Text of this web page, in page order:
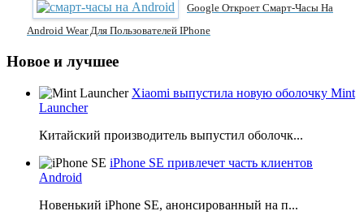
Google Откроет Смарт-Часы На
Android Wear Для Пользователей IPhone
Новое и лучшее
Xiaomi выпустила новую оболочку Mint
Launcher
Китайский производитель выпустил оболочк...
iPhone SE привлечет часть клиентов
Android
Новенький iPhone SE, анонсированный на п...